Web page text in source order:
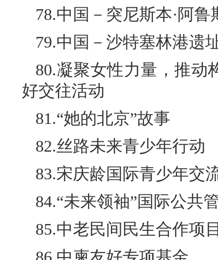
78.中国－突尼斯本·阿
79.中国－沙特塞林港遗
80.凝聚女性力量，推动
好交往活动
81.“她的北京”故事
82.丝路未来青少年行动
83.宋庆龄国际青少年交
84.“未来领袖”国际公共
85.中老民间民生合作项